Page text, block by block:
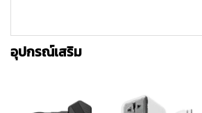
อุปกรณ์เสริม